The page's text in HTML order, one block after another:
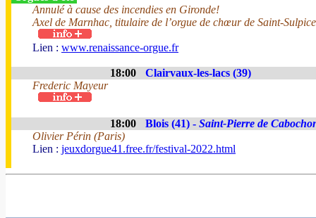
Annulé à cause des incendies en Gironde!
Axel de Marnhac, titulaire de l’orgue de chœur de Saint-
Lien : www.renaissance-orgue.fr
18:00
Clairvaux-les-lacs (39)
Frederic Mayeur
18:00 Blois (41) - Saint-Pierre de
Olivier Périn (Paris)
Lien : jeuxdorgue41.free.fr/festival-2022.html